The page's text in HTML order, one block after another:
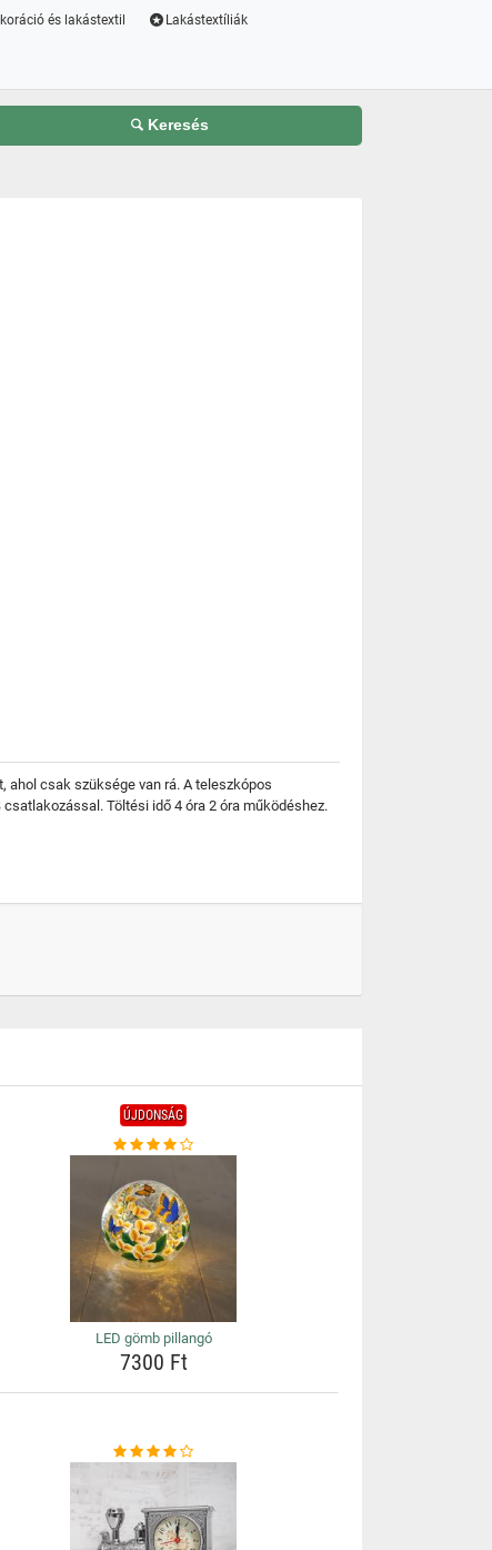
és lakástextil Lakástextíliák
Keresés
ahol csak szüksége van rá. A teleszkópos
Töltési idő 4 óra 2 óra működéshez.
ÚJDONSÁG
LED gömb pillangó
7300 Ft